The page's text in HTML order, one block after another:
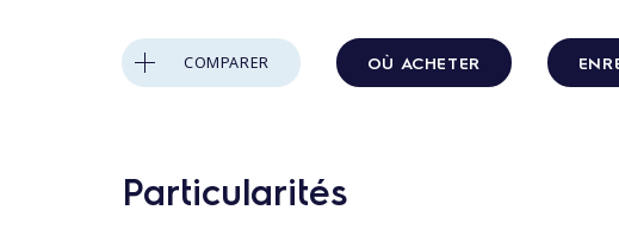
COMPARER OÙ ACHETER
Particularités